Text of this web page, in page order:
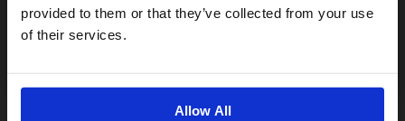
provided to them or that they’ve collected from your use
of their services.
Allow All
US website